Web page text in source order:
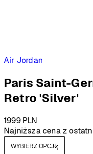
Air Jordan
Paris Saint-
Retro 'Silver'
1999 PLN
Najniższa cena z